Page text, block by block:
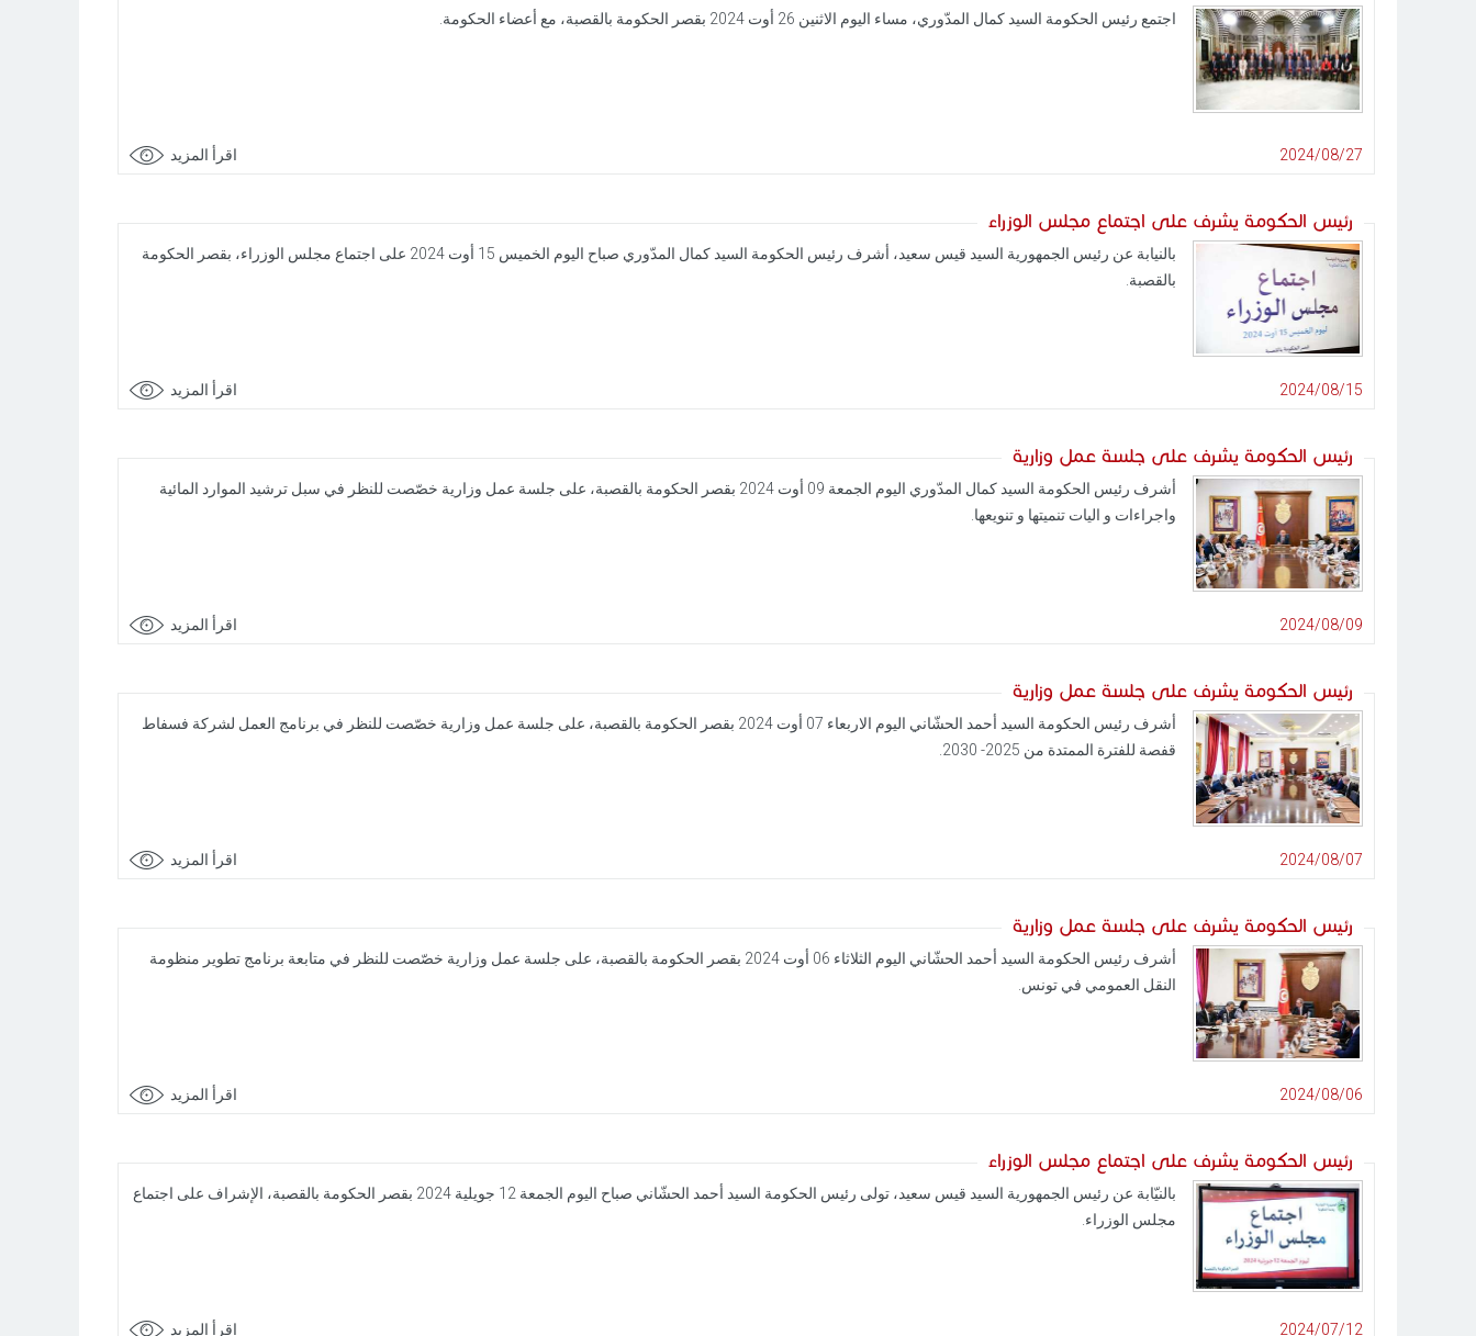
اجتمع رئيس الحكومة السيد كمال المدّوري، مساء اليوم الاثنين 26 أوت 2024 بقصر الحكومة بالقصبة، مع أعضاء الحكومة.
2024/08/27 اقرأ المزيد
رئيس الحكومة يشرف على اجتماع مجلس الوزراء
بالنيابة عن رئيس الجمهورية السيد قيس سعيد، أشرف رئيس الحكومة السيد كمال المدّوري صباح اليوم الخميس 15 أوت 2024 على اجتماع مجلس الوزراء، بقصر الحكومة
بالقصبة.
2024/08/15 اقرأ المزيد
رئيس الحكومة يشرف على جلسة عمل وزارية
أشرف رئيس الحكومة السيد كمال المدّوري اليوم الجمعة 09 أوت 2024 بقصر الحكومة بالقصبة، على جلسة عمل وزارية خصّصت للنظر في سبل ترشيد الموارد المائية
واجراءات و اليات تنميتها و تنويعها.
2024/08/09 اقرأ المزيد
رئيس الحكومة يشرف على جلسة عمل وزارية
أشرف رئيس الحكومة السيد أحمد الحشّاني اليوم الاربعاء 07 أوت 2024 بقصر الحكومة بالقصبة، على جلسة عمل وزارية خصّصت للنظر في برنامج العمل لشركة فسفاط
قفصة للفترة الممتدة من 2025- 2030.
2024/08/07 اقرأ المزيد
رئيس الحكومة يشرف على جلسة عمل وزارية
أشرف رئيس الحكومة السيد أحمد الحشّاني اليوم الثلاثاء 06 أوت 2024 بقصر الحكومة بالقصبة، على جلسة عمل وزارية خصّصت للنظر في متابعة برنامج تطوير منظومة
النقل العمومي في تونس.
2024/08/06 اقرأ المزيد
رئيس الحكومة يشرف على اجتماع مجلس الوزراء
بالنيّابة عن رئيس الجمهورية السيد قيس سعيد، تولى رئيس الحكومة السيد أحمد الحشّاني صباح اليوم الجمعة 12 جويلية 2024 بقصر الحكومة بالقصبة، الإشراف على اجتماع
مجلس الوزراء.
2024/07/12 اقرأ المزيد